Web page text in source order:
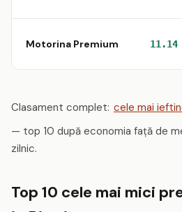
Motorina Premium
Clasament complet: cele mai
— top 10 după economia față de
zilnic.
Top 10 cele mai mici